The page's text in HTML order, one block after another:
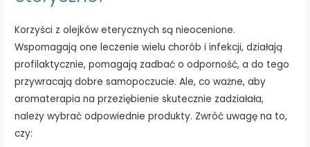
Korzyści z olejków eterycznych są nieocenione.
Wspomagają one leczenie wielu chorób i infekcji, działają
profilaktycznie, pomagają zadbać o odporność, a do tego
przywracają dobre samopoczucie. Ale, co ważne, aby
aromaterapia na przeziębienie skutecznie zadziałała,
należy wybrać odpowiednie produkty. Zwróć uwagę na to,
czy: